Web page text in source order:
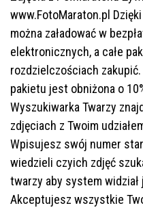
www.FotoMaraton.pl
można załadować w
elektronicznych, a całe
rozdzielczościach
pakietu jest obniżona o
Wyszukiwarka Twarzy
zdjęciach z Twoim
Wpisujesz swój numer
wiedzieli czyich zdjęć
twarzy aby system
Akceptujesz wszystkie